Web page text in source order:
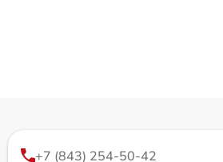
+7 (843) 254-50-42